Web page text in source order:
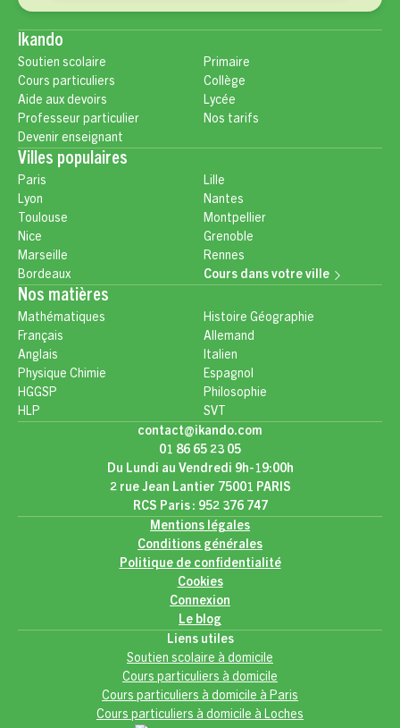
Ikando
Soutien scolaire
Cours particuliers
Aide aux devoirs
Professeur particulier
Devenir enseignant
Primaire
Collège
Lycée
Nos tarifs
Villes populaires
Paris
Lyon
Toulouse
Nice
Marseille
Bordeaux
Lille
Nantes
Montpellier
Grenoble
Rennes
Cours dans votre ville
Nos matières
Mathématiques
Français
Anglais
Physique Chimie
HGGSP
HLP
Histoire Géographie
Allemand
Italien
Espagnol
Philosophie
SVT
contact@ikando.com
01 86 65 23 05
Du Lundi au Vendredi 9h-19:00h
2 rue Jean Lantier 75001 PARIS
RCS Paris : 952 376 747
Mentions légales
Conditions générales
Politique de confidentialité
Cookies
Connexion
Le blog
Liens utiles
Soutien scolaire à domicile
Cours particuliers à domicile
Cours particuliers à domicile à Paris
Cours particuliers à domicile à Loches